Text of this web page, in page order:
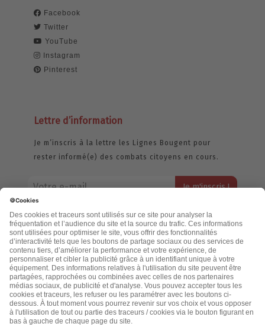
Facebook
Twitter
YouTube
Instagram
Pinterest
Lettre d’information
Je m’inscris à la lettre les Lignes Bougent pour
rester informé(e) des combats citoyens en cours.
jamais échangée. Pour consulter notre politique de confidentialité,
cliquez ici.
Accueil
Politique de confidentialité
Cookies